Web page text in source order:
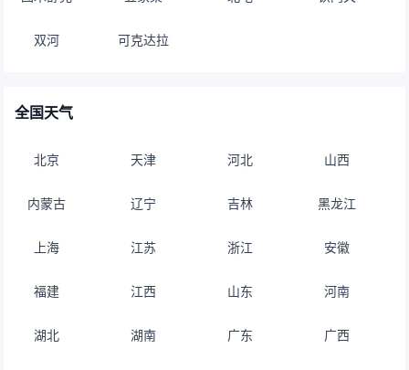
双河 可克达拉
全国天气
北京 天津 河北 山西
内蒙古 辽宁 吉林 黑龙江
上海 江苏 浙江 安徽
福建 江西 山东 河南
湖北 湖南 广东 广西